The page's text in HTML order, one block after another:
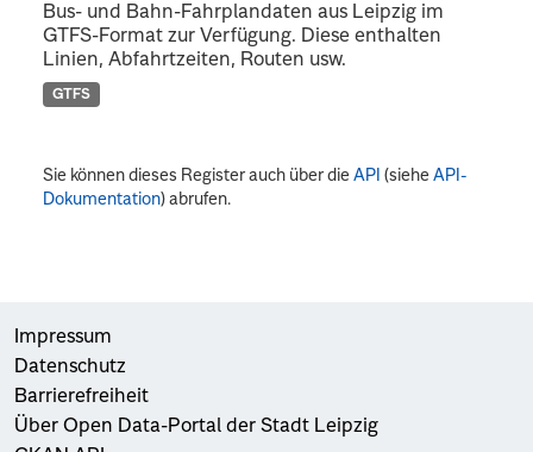
Bus- und Bahn-Fahrplandaten aus Leipzig im
GTFS-Format zur Verfügung. Diese enthalten
Linien, Abfahrtzeiten, Routen usw.
GTFS
Sie können dieses Register auch über dieAPI (sieheAPI-
Dokumentation) abrufen.
Impressum
Datenschutz
Barrierefreiheit
Über Open Data-Portal der Stadt Leipzig